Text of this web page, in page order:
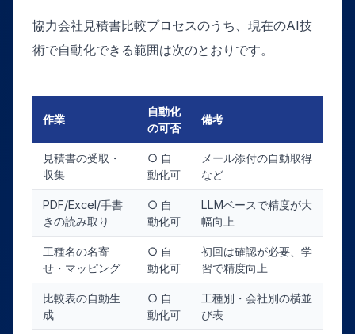
協力会社見積書比較プロセスのうち、現在のAI技
術で自動化できる範囲は次のとおりです。
作業
自動化
の可否
備考
見積書の受取・
収集
○ 自
動化可
メール添付の自動取得
など
PDF/Excel/手書
きの読み取り
○ 自
動化可
LLMベースで精度が大
幅向上
工種名の名寄
せ・マッピング
○ 自
動化可
初回は確認が必要、学
習で精度向上
比較表の自動生
成
○ 自
動化可
工種別・会社別の横並
び表